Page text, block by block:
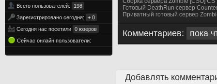
Всего пользователей:
198
Зарегистрировано сегодня:
+ 0
Сегодня нас посетили 0 юзеров
Сейчас онлайн пользователи:
Готовый DeathRun сервер
Приватный готовый сервер
Комментариев: пока
Добавлять